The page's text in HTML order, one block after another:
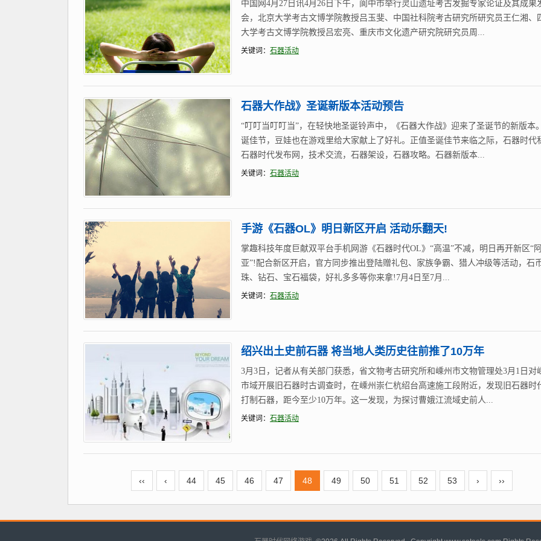
中国网4月27日讯4月26日下午，阆中市举行灵山遗址考古发掘专家论证及其成果
会，北京大学考古文博学院教授吕玉斐、中国社科院考古研究所研究员王仁湘、
大学考古文博学院教授吕宏亮、重庆市文化遗产研究院研究员周...
关键词： 石器活动
石器大作战》圣诞新版本活动预告
“叮叮当叮叮当”，在轻快地圣诞铃声中，《石器大作战》迎来了圣诞节的新版本
诞佳节，豆娃也在游戏里给大家献上了好礼。正值圣诞佳节来临之际，石器时代
石器时代发布网，技术交流，石器架设，石器攻略。石器新版本...
关键词： 石器活动
手游《石器OL》明日新区开启 活动乐翻天!
掌趣科技年度巨献双平台手机网游《石器时代OL》“高温”不减，明日再开新区“
亚”!配合新区开启，官方同步推出登陆赠礼包、家族争霸、猎人冲级等活动，石
珠、钻石、宝石福袋，好礼多多等你来拿!7月4日至7月...
关键词： 石器活动
绍兴出土史前石器 将当地人类历史往前推了10万年
3月3日，记者从有关部门获悉，省文物考古研究所和嵊州市文物管理处3月1日对
市域开展旧石器时古调查时，在嵊州崇仁杭绍台高速施工段附近，发现旧石器时
打制石器，距今至少10万年。这一发现，为探讨曹娥江流域史前人...
关键词： 石器活动
‹‹ ‹ 44 45 46 47 48 49 50 51 52 53 › ››